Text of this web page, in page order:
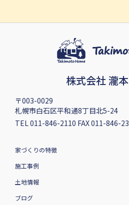
株式会社 瀧
〒003-0029
札幌市白石区平和通8丁目北5-24
TEL 011-846-2110 FAX 011-846-
家づくりの特徴
施工事例
土地情報
ブログ